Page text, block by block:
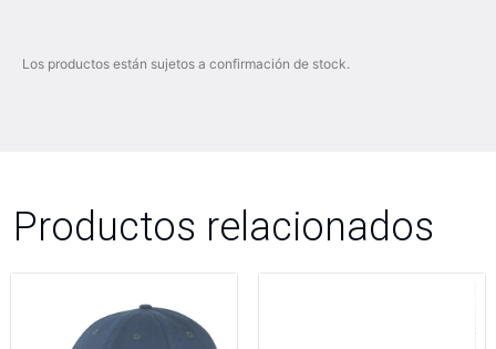
Los productos están sujetos a confirmación de stock.
Productos relacionados